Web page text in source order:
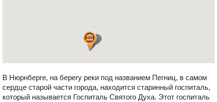
В Нюрнберге, на берегу реки под названием Пегниц, в самом
сердце старой части города, находится старинный госпиталь,
который называется Госпиталь Святого Духа. Этот госпиталь